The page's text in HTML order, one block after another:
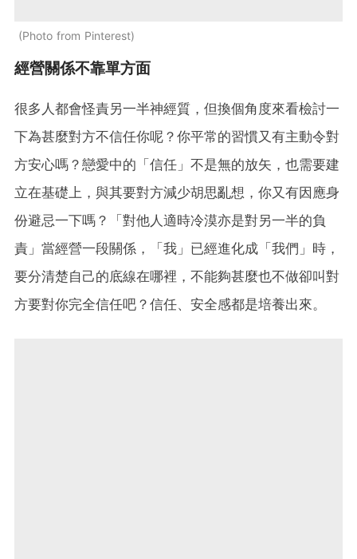
Photo from Pinterest
經營關係不靠單方面
很多人都會怪責另一半神經質，但換個角度來看檢討一
下為甚麼對方不信任你呢？你平常的習慣又有主動令對
方安心嗎？戀愛中的「信任」不是無的放矢，也需要建
立在基礎上，與其要對方減少胡思亂想，你又有因應身
份避忌一下嗎？「對他人適時冷漠亦是對另一半的負
責」當經營一段關係，「我」已經進化成「我們」時，
要分清楚自己的底線在哪裡，不能夠甚麼也不做卻叫對
方要對你完全信任吧？信任、安全感都是培養出來。